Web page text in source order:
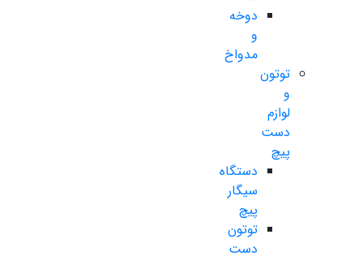
دوخه
و
مدواخ
توتون
و
لوازم
دست
پیچ
دستگاه
سیگار
پیچ
توتون
دست